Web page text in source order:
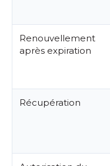
Renouvellement
après expiration
Récupération